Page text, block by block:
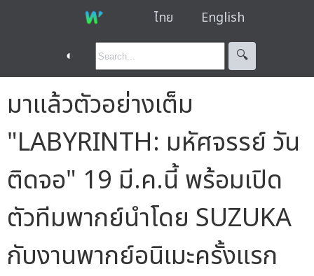
ไทย English
◐ 🔍︎
มาแล้วตัวอย่างเต็ม
"LABYRINTH: มหัศจรรย์ วัน
ติดจอ" 19 มี.ค.นี้ พร้อมเปิด
ตัวทีมพากย์นำโดย SUZUKA
กับงานพากย์อนิเมะครั้งแรก